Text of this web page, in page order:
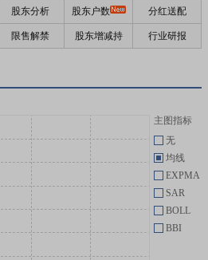
股东分析 股东户数 分红送配
限售解禁 股东增减持 行业研报
主图指标
无
均线
EXPMA
SAR
BOLL
BBI